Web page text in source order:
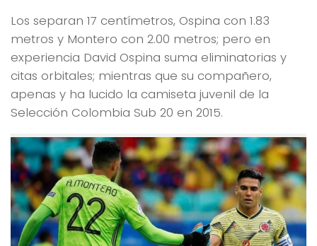
Los separan 17 centímetros, Ospina con 1.83
metros y Montero con 2.00 metros; pero en
experiencia David Ospina suma eliminatorias y
citas orbitales; mientras que su compañero,
apenas y ha lucido la camiseta juvenil de la
Selección Colombia Sub 20 en 2015.